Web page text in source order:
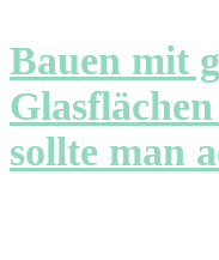
Bauen mit
sollte man